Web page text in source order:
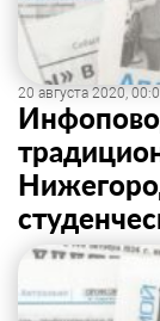
20 августа 2020,